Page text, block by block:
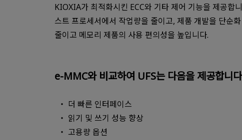
KIOXIA가 최적화시킨 ECC와 기타 제어 기능을 제공합
스트 프로세서에서 작업량을 줄이고, 제품 개발을 단순
줄이고 메모리 제품의 사용 편의성을 높입니다.
e-MMC와 비교하여 UFS는 다음을 제공합니
더 빠른 인터페이스
읽기 및 쓰기 성능 향상
고용량 옵션